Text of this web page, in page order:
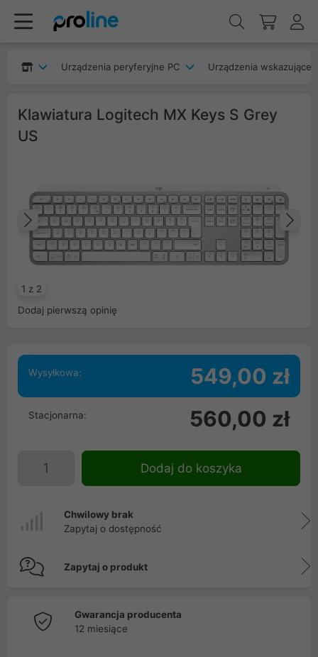
Urządzenia peryferyjne PC Urządzenia wskazujące
Klawiatura Logitech MX Keys S Grey
US
1 z 2
Poprzedni
Dodaj pierwszą opinię
Wysyłkowa: 549,00 zł
Stacjonarna: 560,00 zł
Dodaj do koszyka
Chwilowy brak
Zapytaj o dostępność
Zapytaj o produkt
Gwarancja producenta
12 miesiące